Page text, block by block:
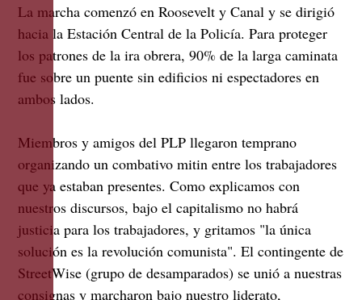
La marcha comenzó en Roosevelt y Canal y se dirigió
hacia la Estación Central de la Policía. Para proteger
los patrones de la ira obrera, 90% de la larga caminata
fue sobre un puente sin edificios ni espectadores en
ambos lados.
Miembros y amigos del PLP llegaron temprano
organizando un combativo mitin entre los trabajadores
que ya estaban presentes. Como explicamos con
nuestros discursos, bajo el capitalismo no habrá
justicia para los trabajadores, y gritamos "la única
solución es la revolución comunista". El contingente de
StreetWise (grupo de desamparados) se unió a nuestras
consignas y marcharon bajo nuestro liderato,